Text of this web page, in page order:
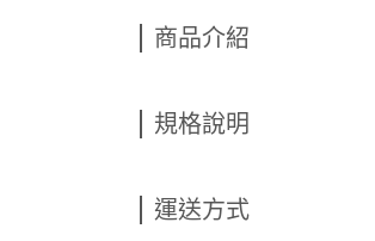
商品介紹
規格說明
運送方式